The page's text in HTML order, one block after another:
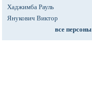
Хаджимба Рауль
Янукович Виктор
все персоны